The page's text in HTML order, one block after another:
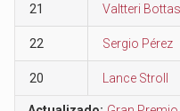
21 Valtteri Bottas
22 Sergio Pérez
20 Lance Stroll